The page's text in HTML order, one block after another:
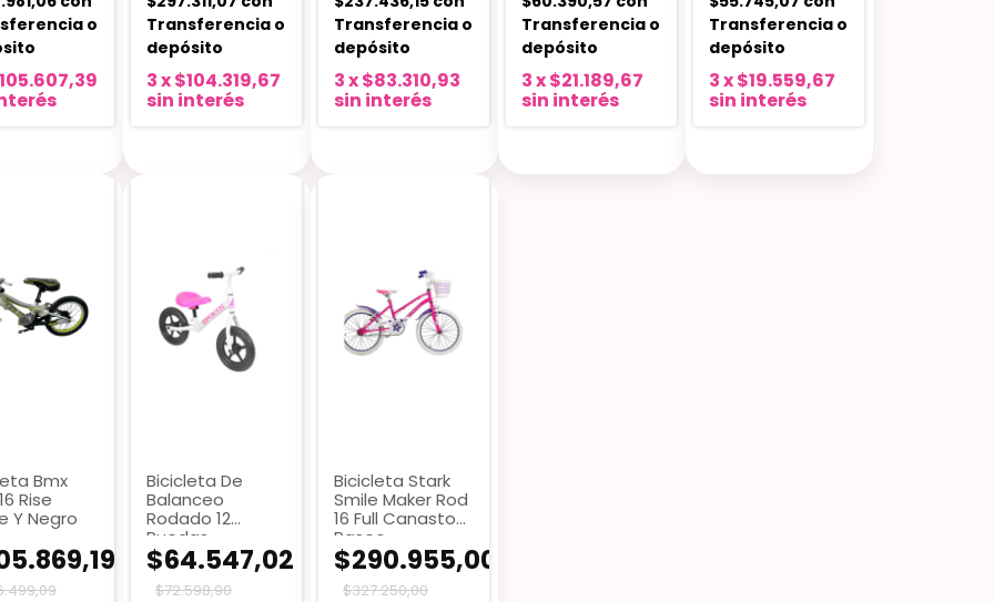
o
Transferencia o
depósito
3x$104.319,67
sin interés
Transferencia o
depósito
3x$83.310,93
sin interés
Transferencia o
depósito
3x$21.189,67
sin interés
Transferencia o
depósito
3x$19.559,67
sin interés
Bmx
Rise
Y Negro
Bicicleta De
Balanceo
Rodado 12
Ruedas
Importadas
Bipokids
$64.547,02
$72.598,90
Bicicleta Stark
Smile Maker Rod
16 Full Canasto
Paseo
$290.955,00
$327.250,00